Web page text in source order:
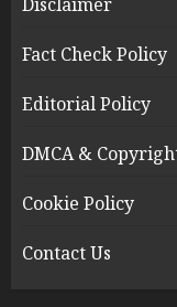
Fact Check Policy
Editorial Policy
DMCA &
Cookie Policy
Contact Us